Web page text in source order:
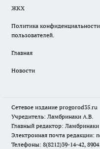
ЖКХ
Политика
пользователей.
Главная
Новости
Сетевое издание progorod35.ru
Учредитель: Ламбринаки А.В.
Главный редактор:
Электронная почта редакции:
Телефоны: 8(8212)39-14-42,